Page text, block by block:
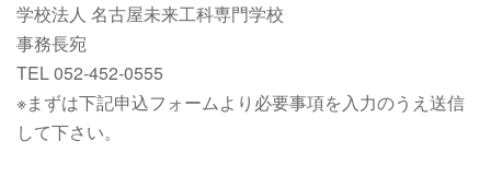
学校法人 名古屋未来​工科専門学校
事務長宛
TEL 052-452-0555
※まずは下記申込フォームより必要事項を入力のうえ送信
して下さい。